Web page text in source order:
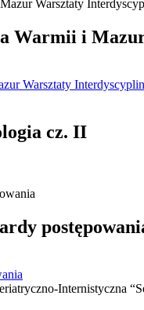
Warmii i
Warsztaty
cz. II